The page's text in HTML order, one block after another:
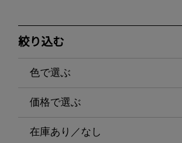
絞り込む
色で選ぶ
価格で選ぶ
在庫あり／なし